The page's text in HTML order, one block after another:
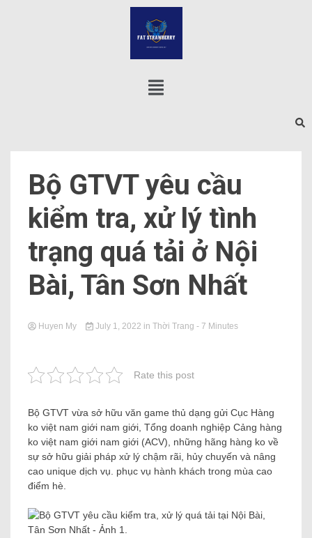
Bộ GTVT yêu cầu
kiểm tra, xử lý tình
trạng quá tải ở Nội
Bài, Tân Sơn Nhất
Huyen My July 1, 2022 in Thời Trang - 7 Minutes
Rate this post
Bộ GTVT vừa sở hữu văn game thủ dạng gửi Cục Hàng
ko việt nam giới nam giới, Tổng doanh nghiệp Cảng hàng
ko việt nam giới nam giới (ACV), những hãng hàng ko về
sự sở hữu giải pháp xử lý chậm rãi, hủy chuyến và nâng
cao unique dịch vụ. phục vụ hành khách trong mùa cao
điểm hè.